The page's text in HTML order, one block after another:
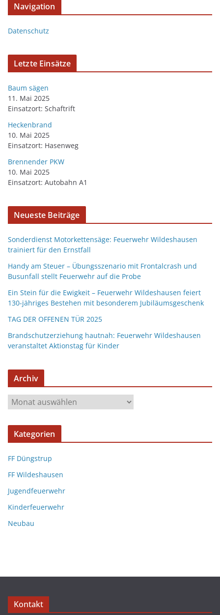
Navigation
Datenschutz
Letzte Einsätze
Baum sägen
11. Mai 2025
Einsatzort: Schaftrift
Heckenbrand
10. Mai 2025
Einsatzort: Hasenweg
Brennender PKW
10. Mai 2025
Einsatzort: Autobahn A1
Neueste Beiträge
Sonderdienst Motorkettensäge: Feuerwehr Wildeshausen
trainiert für den Ernstfall
Handy am Steuer – Übungsszenario mit Frontalcrash und
Busunfall stellt Feuerwehr auf die Probe
Ein Stein für die Ewigkeit – Feuerwehr Wildeshausen feiert
130-jähriges Bestehen mit besonderem Jubiläumsgeschenk
TAG DER OFFENEN TÜR 2025
Brandschutzerziehung hautnah: Feuerwehr Wildeshausen
veranstaltet Aktionstag für Kinder
Archiv
Kategorien
FF Düngstrup
FF Wildeshausen
Jugendfeuerwehr
Kinderfeuerwehr
Neubau
Kontakt